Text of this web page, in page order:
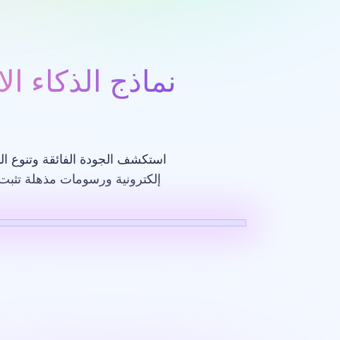
نماذج الذكاء
استكشف الجودة الفائقة وتنوع
إلكترونية ورسومات مذهلة